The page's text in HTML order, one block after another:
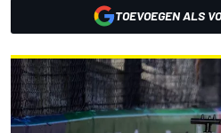
TOEVOEGEN ALS